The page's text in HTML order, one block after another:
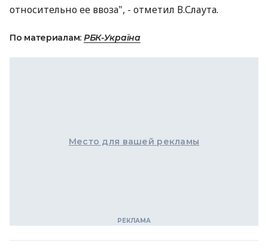
относительно ее ввоза", - отметил В.Слаута.
По материалам: РБК-Україна
Место для вашей рекламы